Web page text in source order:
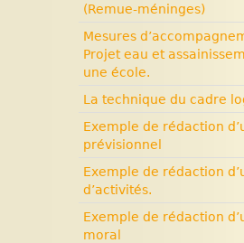
(Remue-méninges)
Mesures
Projet eau et
une école.
La technique du cadre
Exemple de rédaction
prévisionnel
Exemple de rédaction
d’activités.
Exemple de rédaction
moral